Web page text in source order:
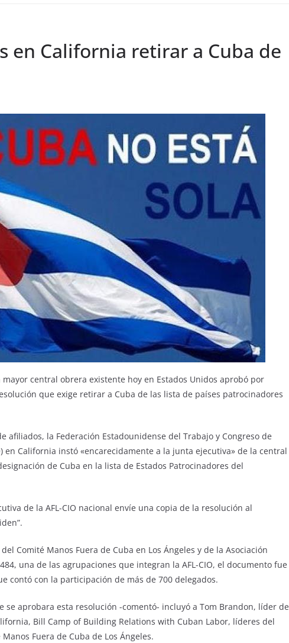
en California retirar a Cuba de
central obrera existente hoy en Estados Unidos aprobó por
que exige retirar a Cuba de las lista de países patrocinadores
afiliados, la Federación Estadounidense del Trabajo y Congreso de
en California instó «encarecidamente a la junta ejecutiva» de la central
de Cuba en la lista de Estados Patrocinadores del
de la AFL-CIO nacional envíe una copia de la resolución al
Comité Manos Fuera de Cuba en Los Ángeles y de la Asociación
una de las agrupaciones que integran la AFL-CIO, el documento fue
contó con la participación de más de 700 delegados.
aprobara esta resolución -comentó- incluyó a Tom Brandon, líder de
Bill Camp of Building Relations with Cuban Labor, líderes del
Fuera de Cuba de Los Ángeles.